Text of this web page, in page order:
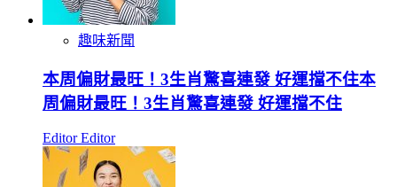
趣味新聞
本周偏財最旺！3生肖驚喜連發 好運擋不住本
周偏財最旺！3生肖驚喜連發 好運擋不住
Editor Editor